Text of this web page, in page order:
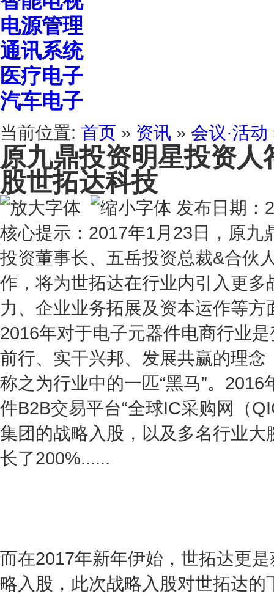
电源管理
通讯系统
医疗电子
汽车电子
当前位置: 首页 » 资讯 » 会议·活动
原九鼎投资明星投资
股世拓达科技
发布日期：
核心提示：2017年1月23日，原九
投资董事长、五岳投资总裁&合伙
作，将为世拓达在行业内引入更
力、企业业务拓展及资本运作等
2016年对于电子元器件电商行业
前行、实干兴邦、发展共赢的理
称之为行业中的一匹“黑马”。
件B2B交易平台“全球IC采购网（
集团的战略入股，以及多名行业
长了200%......
而在2017年新年伊始，世拓达更
略入股，此次战略入股对世拓达